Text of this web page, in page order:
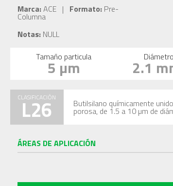
Marca:ACE | Formato:Pre-
Columna
Notas:NULL
Tamaño particula
5 µm 2.1
CLASIFICACIÓN
L26 Butilsilano químicamente
porosa, de 1.5 a 10 µm de
ÁREAS DE APLICACIÓN